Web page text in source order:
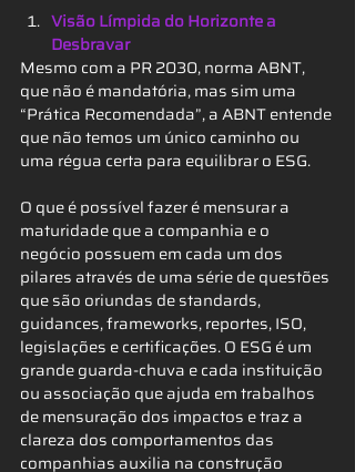
Visão Límpida do Horizonte a
Desbravar
Mesmo com a PR 2030, norma ABNT,
que não é mandatória, mas sim uma
“Prática Recomendada”, a ABNT entende
que não temos um único caminho ou
uma régua certa para equilibrar o ESG.
O que é possível fazer é mensurar a
maturidade que a companhia e o
negócio possuem em cada um dos
pilares através de uma série de questões
que são oriundas de standards,
guidances, frameworks, reportes, ISO,
legislações e certificações. O ESG é um
grande guarda-chuva e cada instituição
ou associação que ajuda em trabalhos
de mensuração dos impactos e traz a
clareza dos comportamentos das
companhias auxilia na construção